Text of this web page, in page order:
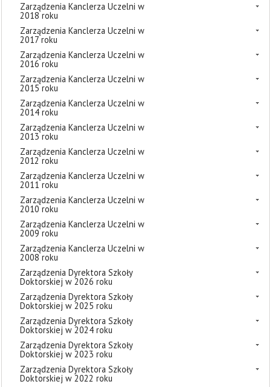
Zarządzenia Kanclerza Uczelni w
2018 roku
Zarządzenia Kanclerza Uczelni w
2017 roku
Zarządzenia Kanclerza Uczelni w
2016 roku
Zarządzenia Kanclerza Uczelni w
2015 roku
Zarządzenia Kanclerza Uczelni w
2014 roku
Zarządzenia Kanclerza Uczelni w
2013 roku
Zarządzenia Kanclerza Uczelni w
2012 roku
Zarządzenia Kanclerza Uczelni w
2011 roku
Zarządzenia Kanclerza Uczelni w
2010 roku
Zarządzenia Kanclerza Uczelni w
2009 roku
Zarządzenia Kanclerza Uczelni w
2008 roku
Zarządzenia Dyrektora Szkoły
Doktorskiej w 2026 roku
Zarządzenia Dyrektora Szkoły
Doktorskiej w 2025 roku
Zarządzenia Dyrektora Szkoły
Doktorskiej w 2024 roku
Zarządzenia Dyrektora Szkoły
Doktorskiej w 2023 roku
Zarządzenia Dyrektora Szkoły
Doktorskiej w 2022 roku